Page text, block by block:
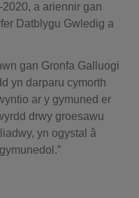
a ariennir gan
Datblygu Gwledig a
gan Gronfa Galluogi
yn darparu cymorth
ar y gymuned er
drwy groesawu
yn ogystal â